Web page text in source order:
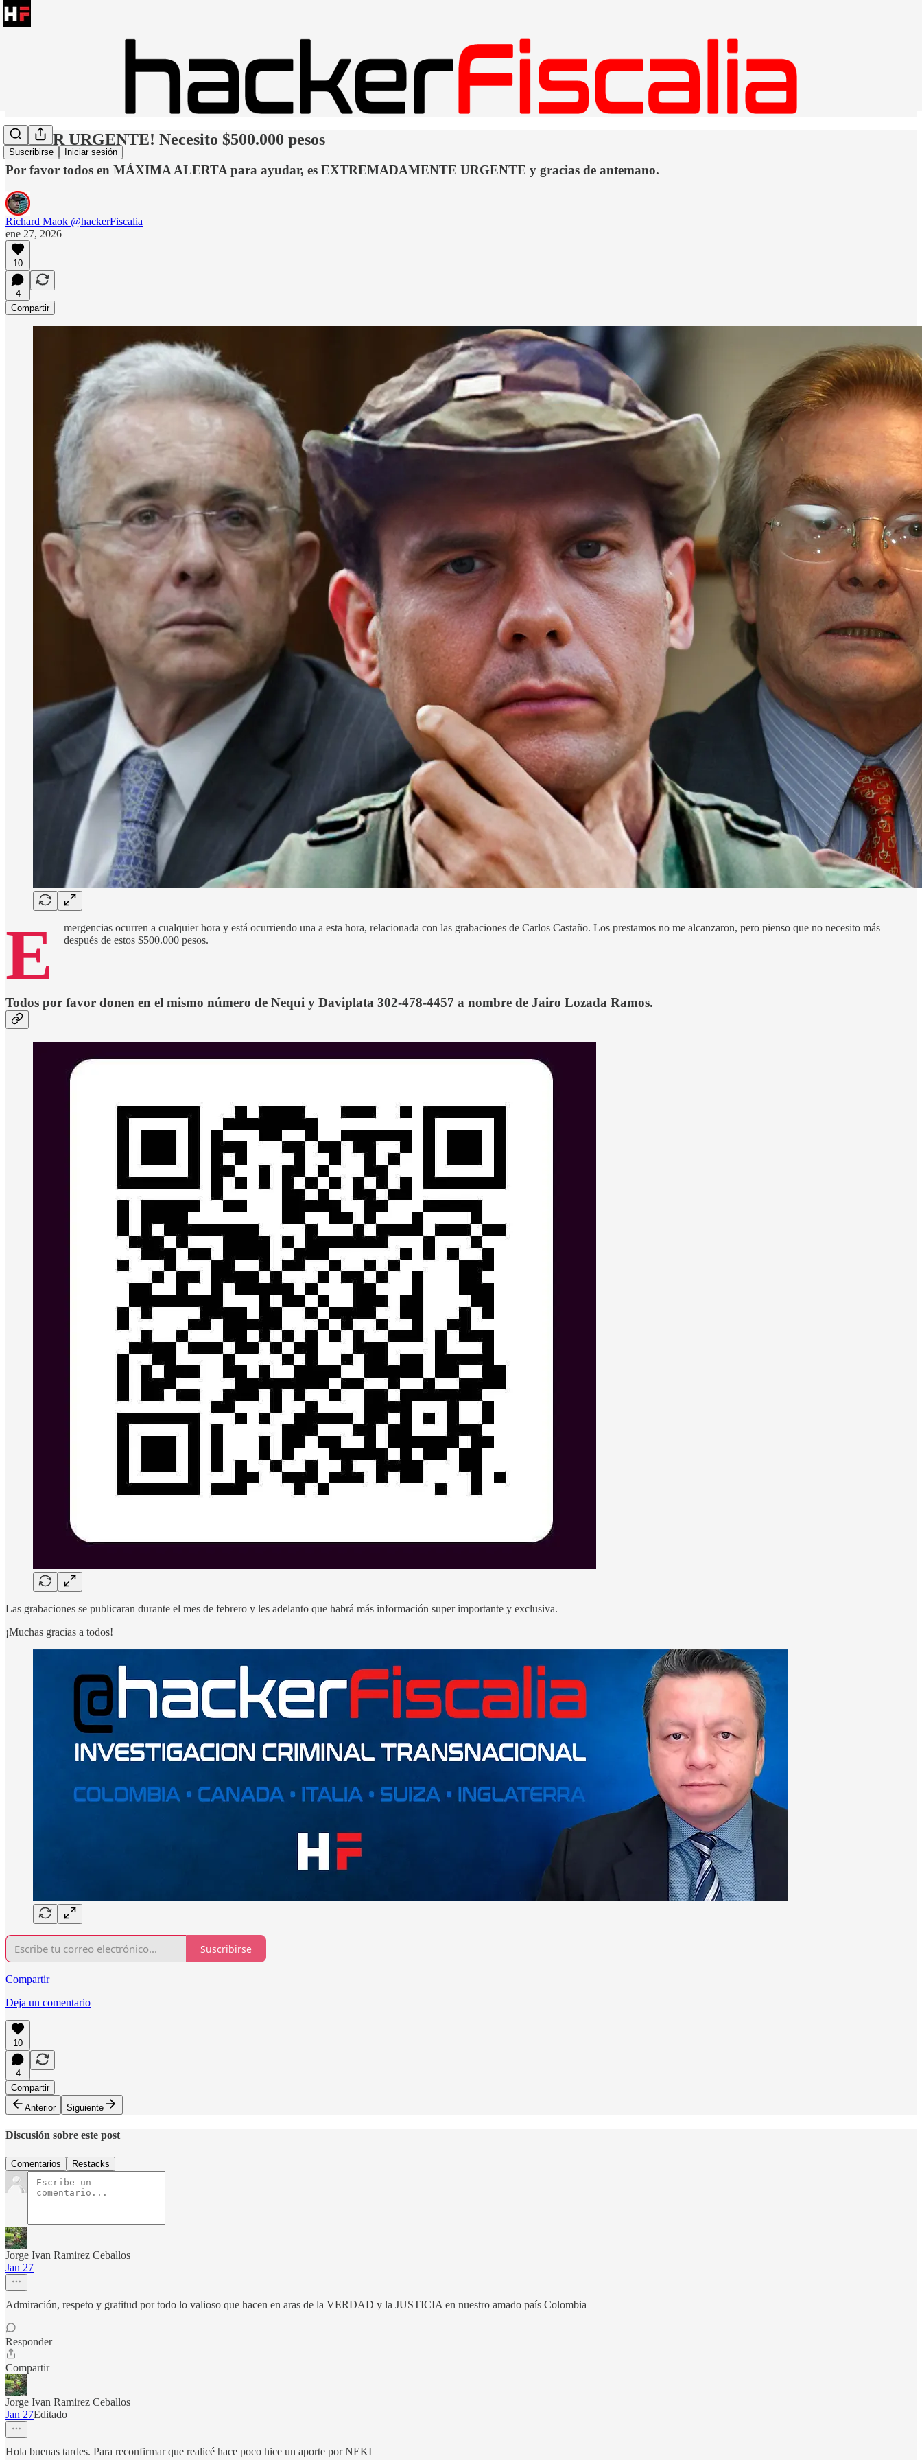
Suscribirse Iniciar sesión
¡SUPER URGENTE! Necesito $500.000 pesos
Por favor todos en MÁXIMA ALERTA para ayudar, es EXTREMADAMENTE URGENTE y gracias de antemano.
Richard Maok @hackerFiscalia
ene 27, 2026
10
4
Compartir
E
mergencias ocurren a cualquier hora y está ocurriendo una a esta hora, relacionada con las grabaciones de Carlos Castaño. Los prestamos no me alcanzaron, pero pienso que no necesito más
después de estos $500.000 pesos.
Todos por favor donen en el mismo número de Nequi y Daviplata 302-478-4457 a nombre de Jairo Lozada Ramos.
Las grabaciones se publicaran durante el mes de febrero y les adelanto que habrá más información super importante y exclusiva.
¡Muchas gracias a todos!
Suscribirse
Compartir
Deja un comentario
10
4
Compartir
Anterior
Siguiente
Discusión sobre este post
Comentarios Restacks
Jorge Ivan Ramirez Ceballos
Jan 27
Admiración, respeto y gratitud por todo lo valioso que hacen en aras de la VERDAD y la JUSTICIA en nuestro amado país Colombia
Responder
Compartir
Jorge Ivan Ramirez Ceballos
Jan 27Editado
Hola buenas tardes. Para reconfirmar que realicé hace poco hice un aporte por NEKI